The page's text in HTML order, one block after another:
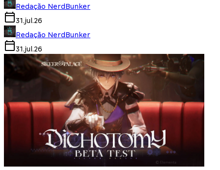
Redação NerdBunker
31.jul.26
Redação NerdBunker
31.jul.26